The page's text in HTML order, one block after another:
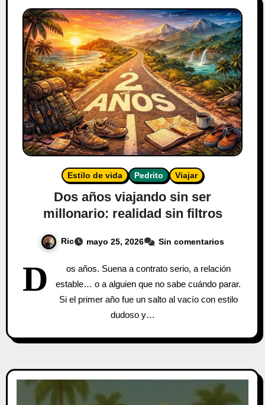
Estilo de vida Pedrito Viajar
Dos años viajando sin ser
millonario: realidad sin filtros
Ric mayo 25, 2026 Sin comentarios
D
os años. Suena a contrato serio, a relación
estable… o a alguien que no sabe cuándo parar.
Si el primer año fue un salto al vacío con estilo
dudoso y…